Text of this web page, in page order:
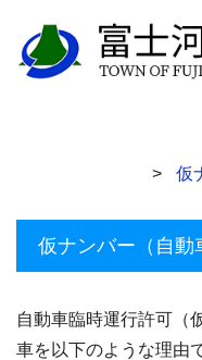
仮
仮ナンバー（自動
自動車臨時運行許可（
車を以下のような理由